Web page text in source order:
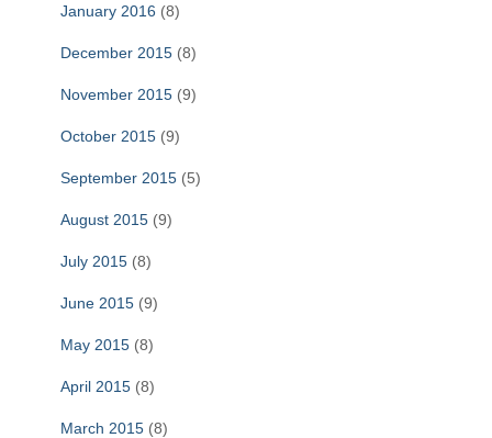
January 2016 (8)
December 2015 (8)
November 2015 (9)
October 2015 (9)
September 2015 (5)
August 2015 (9)
July 2015 (8)
June 2015 (9)
May 2015 (8)
April 2015 (8)
March 2015 (8)